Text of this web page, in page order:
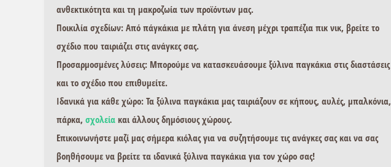
ανθεκτικότητα και τη μακροζωία των προϊόντων μας.
Ποικιλία σχεδίων: Από πάγκάκια με πλάτη για άνεση μέχρι τραπέζια πικ νικ, βρείτε το
σχέδιο που ταιριάζει στις ανάγκες σας.
Προσαρμοσμένες λύσεις: Μπορούμε να κατασκευάσουμε ξύλινα παγκάκια στις διαστάσεις
και το σχέδιο που επιθυμείτε.
Ιδανικά για κάθε χώρο: Τα ξύλινα παγκάκια μας ταιριάζουν σε κήπους, αυλές, μπαλκόνια,
πάρκα, σχολεία και άλλους δημόσιους χώρους.
Επικοινωνήστε μαζί μας σήμερα κιόλας για να συζητήσουμε τις ανάγκες σας και να σας
βοηθήσουμε να βρείτε τα ιδανικά ξύλινα παγκάκια για τον χώρο σας!